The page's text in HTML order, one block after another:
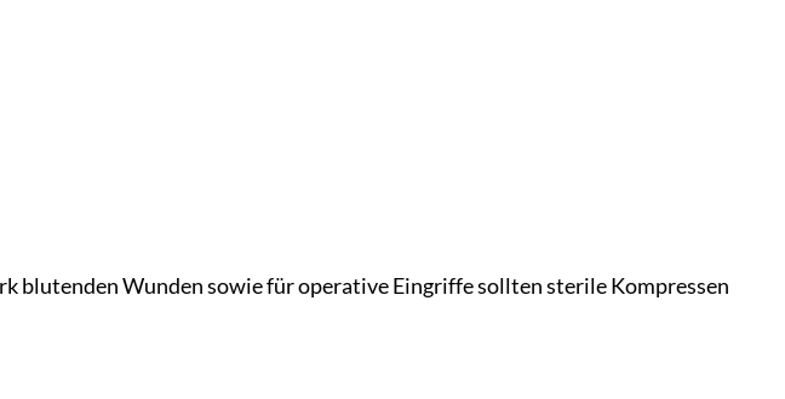
blutenden Wunden sowie für operative Eingriffe sollten sterile Kompressen